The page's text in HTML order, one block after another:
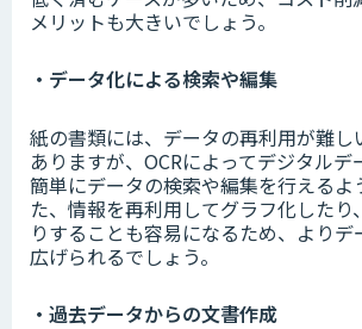
メリットも大きいでしょう。
・データ化による検索や編集
紙の書類には、データの再利用が難し
ありますが、OCRによってデジタルデ
簡単にデータの検索や編集を行えるよ
た、情報を再利用してグラフ化したり
りすることも容易になるため、よりデ
広げられるでしょう。
・過去データからの文書作成